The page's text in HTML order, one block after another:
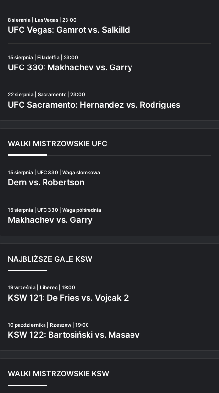
8 sierpnia | Las Vegas | 23:00
UFC Vegas: Gamrot vs. Salkilld
15 sierpnia | Filadelfia | 23:00
UFC 330: Makhachev vs. Garry
22 sierpnia | Sacramento | 23:00
UFC Sacramento: Hernandez vs. Rodrigues
WALKI MISTRZOWSKIE UFC
15 sierpnia | UFC 330 | Waga słomkowa
Dern vs. Robertson
15 sierpnia | UFC 330 | Waga półśrednia
Makhachev vs. Garry
NAJBLIŻSZE GALE KSW
19 września | Liberec | 19:00
KSW 121: De Fries vs. Vojcak 2
10 października | Rzeszów | 19:00
KSW 122: Bartosiński vs. Masaev
WALKI MISTRZOWSKIE KSW